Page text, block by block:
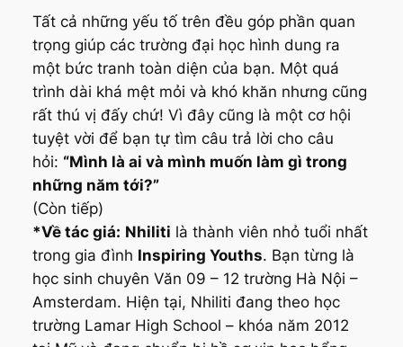
Tất cả những yếu tố trên đều góp phần quan
trọng giúp các trường đại học hình dung ra
một bức tranh toàn diện của bạn. Một quá
trình dài khá mệt mỏi và khó khăn nhưng cũng
rất thú vị đấy chứ! Vì đây cũng là một cơ hội
tuyệt vời để bạn tự tìm câu trả lời cho câu
hỏi: “Mình là ai và mình muốn làm gì trong
những năm tới?”
(Còn tiếp)
*Về tác giá: Nhiliti là thành viên nhỏ tuổi nhất
trong gia đình Inspiring Youths. Bạn từng là
học sinh chuyên Văn 09 – 12 trường Hà Nội –
Amsterdam. Hiện tại, Nhiliti đang theo học
trường Lamar High School – khóa năm 2012